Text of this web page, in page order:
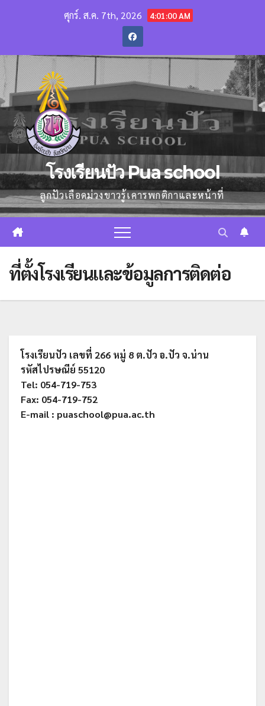
ศุกร์. ส.ค. 7th, 2026 4:01:01 AM
โรงเรียนปัว Pua school
ลูกปัวเลือดม่วงขาวรู้เคารพกติกาและหน้าที่
ที่ตั้งโรงเรียนและข้อมูลการติดต่อ
โรงเรียนปัว เลขที่ 266 หมู่ 8 ต.ปัว อ.ปัว จ.น่าน
รหัสไปรษณีย์ 55120
Tel: 054-719-753
Fax: 054-719-752
E-mail : puaschool@pua.ac.th